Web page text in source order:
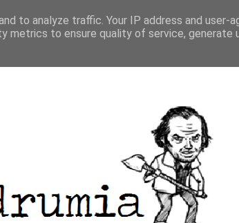
to analyze traffic. Your IP address and user-
metrics to ensure quality of service, generate